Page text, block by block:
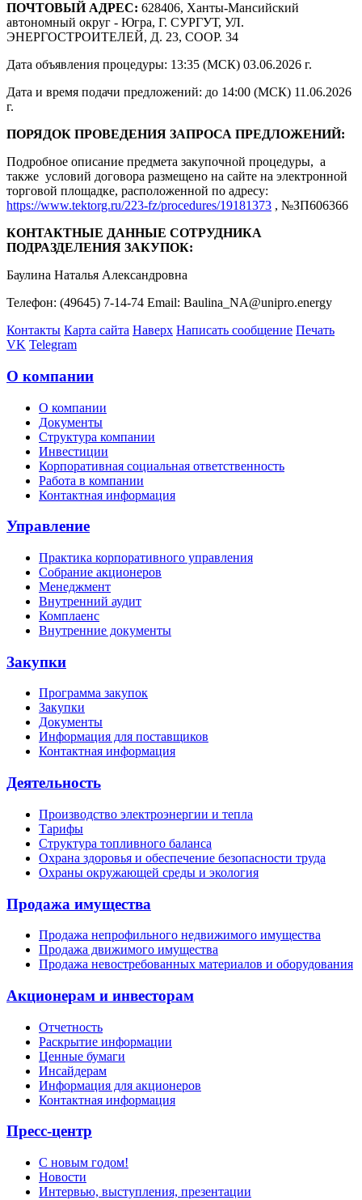
ПОЧТОВЫЙ АДРЕС: 628406, Ханты-Мансийский
автономный округ - Югра, Г. СУРГУТ, УЛ.
ЭНЕРГОСТРОИТЕЛЕЙ, Д. 23, СООР. 34
Дата объявления процедуры: 13:35 (МСК) 03.06.2026 г.
Дата и время подачи предложений: до 14:00 (МСК) 11.06.2026
г.
ПОРЯДОК ПРОВЕДЕНИЯ ЗАПРОСА ПРЕДЛОЖЕНИЙ:
Подробное описание предмета закупочной процедуры, а
также условий договора размещено на сайте на электронной
торговой площадке, расположенной по адресу:
https://www.tektorg.ru/223-fz/procedures/19181373 , №ЗП606366
КОНТАКТНЫЕ ДАННЫЕ СОТРУДНИКА
ПОДРАЗДЕЛЕНИЯ ЗАКУПОК:
Баулина Наталья Александровна
Телефон: (49645) 7-14-74 Email: Baulina_NA@unipro.energy
Контакты Карта сайта Наверх Написать сообщение Печать
VK Telegram
О компании
О компании
Документы
Структура компании
Инвестиции
Корпоративная социальная ответственность
Работа в компании
Контактная информация
Управление
Практика корпоративного управления
Собрание акционеров
Менеджмент
Внутренний аудит
Комплаенс
Внутренние документы
Закупки
Программа закупок
Закупки
Документы
Информация для поставщиков
Контактная информация
Деятельность
Производство электроэнергии и тепла
Тарифы
Структура топливного баланса
Охрана здоровья и обеспечение безопасности труда
Охраны окружающей среды и экология
Продажа имущества
Продажа непрофильного недвижимого имущества
Продажа движимого имущества
Продажа невостребованных материалов и оборудования
Акционерам и инвесторам
Отчетность
Раскрытие информации
Ценные бумаги
Инсайдерам
Информация для акционеров
Контактная информация
Пресс-центр
С новым годом!
Новости
Интервью, выступления, презентации